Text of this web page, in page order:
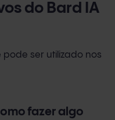
do Bard IA
pode ser utilizado nos
fazer algo